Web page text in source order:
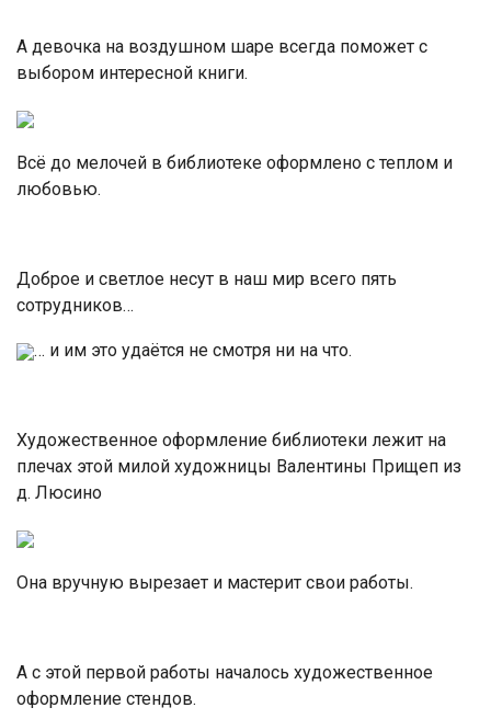
А девочка на воздушном шаре всегда поможет с
выбором интересной книги.
Всё до мелочей в библиотеке оформлено с теплом и
любовью.
Доброе и светлое несут в наш мир всего пять
сотрудников…
… и им это удаётся не смотря ни на что.
Художественное оформление библиотеки лежит на
плечах этой милой художницы Валентины Прищеп из
д. Люсино
Она вручную вырезает и мастерит свои работы.
А с этой первой работы началось художественное
оформление стендов.